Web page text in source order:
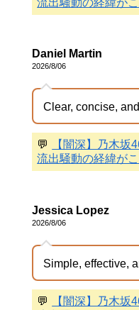
流出騒動の経緯が
Daniel Martin
2026/8/06
Clear, concise,
💬
【闇深】乃木坂
流出騒動の経緯が
Jessica Lopez
2026/8/06
Simple, effective,
💬
【闇深】乃木坂